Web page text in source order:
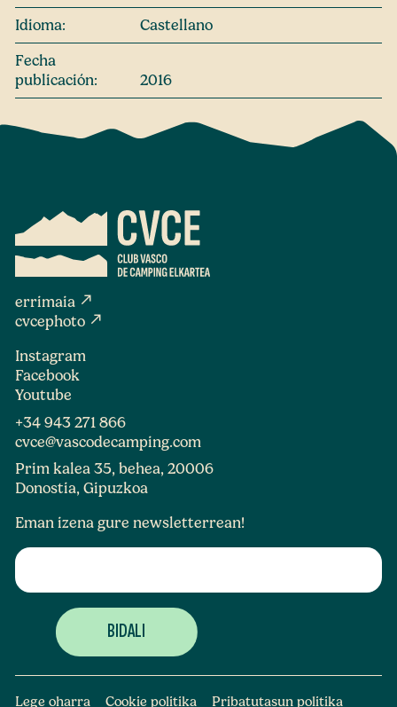
Idioma:
Castellano
Fecha
publicación:
2016
errimaia north_east
cvcephoto north_east
Instagram
Facebook
Youtube
+34 943 271 866
cvce@vascodecamping.com
Prim kalea 35, behea, 20006
Donostia, Gipuzkoa
Eman izena gure newsletterrean!
Lege oharra Cookie politika Pribatutasun politika